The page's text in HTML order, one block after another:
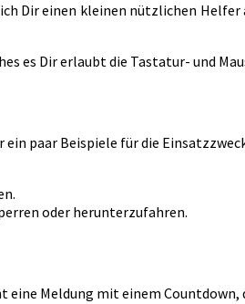
Dir einen kleinen nützlichen
es Dir erlaubt die Tastatur- und
ein paar Beispiele für die
oder herunterzufahren.
eine Meldung mit einem